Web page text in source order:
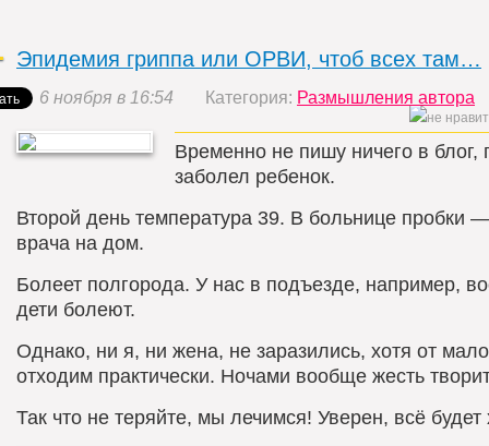
Эпидемия гриппа или ОРВИ, чтоб всех там…
6 ноября в 16:54 Категория: Размышления автора
Временно не пишу ничего в блог,
заболел ребенок.
Второй день температура 39. В больнице пробки
врача на дом.
Болеет полгорода. У нас в подъезде, например,
дети болеют.
Однако, ни я, ни жена, не заразились, хотя от
отходим практически. Ночами вообще жесть
Так что не теряйте, мы лечимся! Уверен, всё